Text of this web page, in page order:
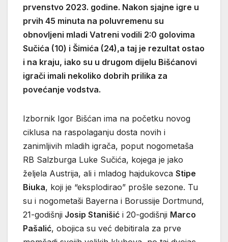
prvenstvo 2023. godine. Nakon sjajne igre u
prvih 45 minuta na poluvremenu su
obnovljeni mladi Vatreni vodili 2:0 golovima
Sučića (10) i Šimića (24),a taj je rezultat ostao
i na kraju, iako su u drugom dijelu Bišćanovi
igrači imali nekoliko dobrih prilika za
povećanje vodstva.
Izbornik Igor Bišćan ima na početku novog
ciklusa na raspolaganju dosta novih i
zanimljivih mladih igrača, poput nogometaša
RB Salzburga Luke Sučića, kojega je jako
željela Austrija, ali i mladog hajdukovca Stipe
Biuka, koji je “eksplodirao” prošle sezone. Tu
su i nogometaši Bayerna i Borussije Dortmund,
21-godišnji Josip Stanišić i 20-godišnji Marco
Pašalić, obojica su već debitirala za prve